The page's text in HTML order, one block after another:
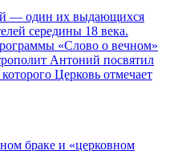
— один их выдающихся
середины 18 века.
«Слово о вечном»
Антоний посвятил
Церковь отмечает